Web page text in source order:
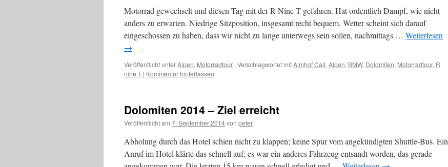
Motorrad gewechselt und diesen Tag mit der R Nine T gefahren. Hat ordentlich Dampf, wie nicht
anders zu erwarten. Niedrige Sitzposition, insgesamt recht bequem. Wetter scheint sich darauf
eingeschossen zu haben, dass wir nicht zu lange unterwegs sein sollen, nachmittags … Weiterlesen
→
Veröffentlicht unterAlpen, Motorradtour | Verschlagwortet mitAlmhof Call, Alpen, BMW, Dolomiten, Motorradtour, R
nine T | Kommentar hinterlassen
Dolomiten 2014 – Ziel erreicht
Veröffentlicht am 7. September 2014von peter
Abholung durch das Hotel schien nicht zu klappen; keine Spur vom angekündigten Shuttle-Bus. Ein
Anruf im Hotel klärte das schnell auf; es war ein anderes Fahrzeug entsandt worden, das gerade